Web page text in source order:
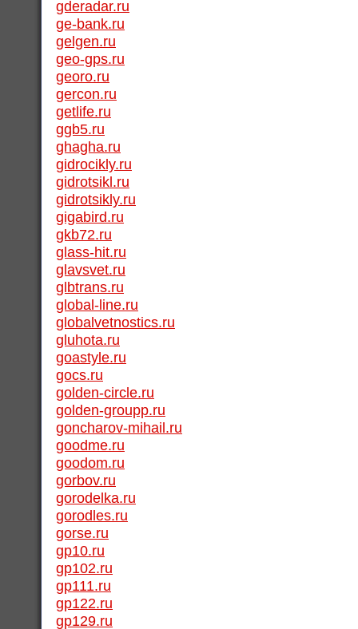
gderadar.ru
ge-bank.ru
gelgen.ru
geo-gps.ru
georo.ru
gercon.ru
getlife.ru
ggb5.ru
ghagha.ru
gidrocikly.ru
gidrotsikl.ru
gidrotsikly.ru
gigabird.ru
gkb72.ru
glass-hit.ru
glavsvet.ru
glbtrans.ru
global-line.ru
globalvetnostics.ru
gluhota.ru
goastyle.ru
gocs.ru
golden-circle.ru
golden-groupp.ru
goncharov-mihail.ru
goodme.ru
goodom.ru
gorbov.ru
gorodelka.ru
gorodles.ru
gorse.ru
gp10.ru
gp102.ru
gp111.ru
gp122.ru
gp129.ru